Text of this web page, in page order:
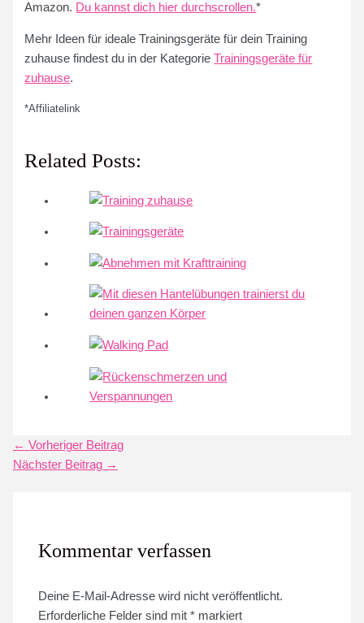
Amazon. Du kannst dich hier durchscrollen.*
Mehr Ideen für ideale Trainingsgeräte für dein Training
zuhause findest du in der KategorieTrainingsgeräte für
zuhause.
*Affiliatelink
Related Posts:
Post
navigation
← Vorheriger Beitrag
Nächster Beitrag →
Kommentar verfassen
Deine E-Mail-Adresse wird nicht veröffentlicht.
Erforderliche Felder sind mit* markiert